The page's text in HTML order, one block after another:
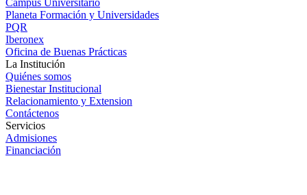
Campus Universitario
Planeta Formación y Universidades
PQR
Iberonex
Oficina de Buenas Prácticas
La Institución
Quiénes somos
Bienestar Institucional
Relacionamiento y Extension
Contáctenos
Servicios
Admisiones
Financiación